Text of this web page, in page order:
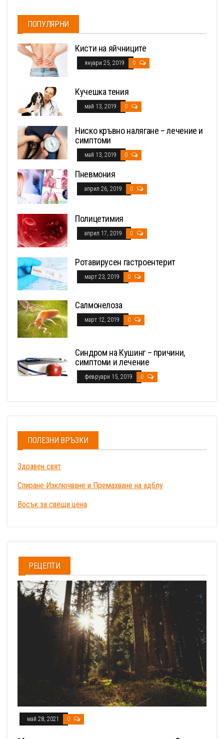
ПОПУЛЯРНИ
Кисти на яйчниците
януари 25, 2019 0
Кучешка тения
май 13, 2019 0
Ниско кръвно налягане – лечение и
симптоми
май 13, 2019 0
Пневмония
април 26, 2019 0
Полицетимия
април 17, 2019 0
Ротавирусен гастроентерит
март 23, 2019 0
Салмонелоза
март 12, 2019 0
Синдром на Кушинг – причини,
симптоми и лечение
февруари 15, 2019 0
ПОЛЕЗНИ ВРЪЗКИ
Здравен свят
Спиране Изключване и Премахване на адблу
Восък за свещи цена
РЕЦЕПТИ
май 28, 2021 0